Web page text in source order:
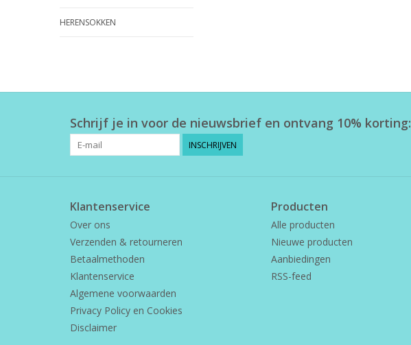
HERENSOKKEN
Schrijf je in voor de nieuwsbrief en ontvang 10% korting:
INSCHRIJVEN
Klantenservice
Over ons
Verzenden & retourneren
Betaalmethoden
Klantenservice
Algemene voorwaarden
Privacy Policy en Cookies
Disclaimer
Producten
Alle producten
Nieuwe producten
Aanbiedingen
RSS-feed